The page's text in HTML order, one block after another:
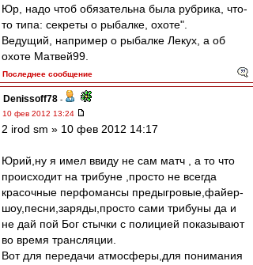
Юр, надо чтоб обязательна была рубрика, что-
то типа: секреты о рыбалке, охоте".
Ведущий, например о рыбалке Лекух, а об
охоте Матвей99.
Последнее сообщение
Denissoff78 -
10 фев 2012 13:24
2 irod sm » 10 фев 2012 14:17
Юрий,ну я имел ввиду не сам матч , а то что
происходит на трибуне ,просто не всегда
красочные перфомансы предыгровые,файер-
шоу,песни,заряды,просто сами трибуны да и
не дай пой Бог стычки с полицией показывают
во время трансляции.
Вот для передачи атмосферы,для понимания